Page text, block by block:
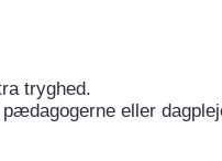
tryghed.
eller